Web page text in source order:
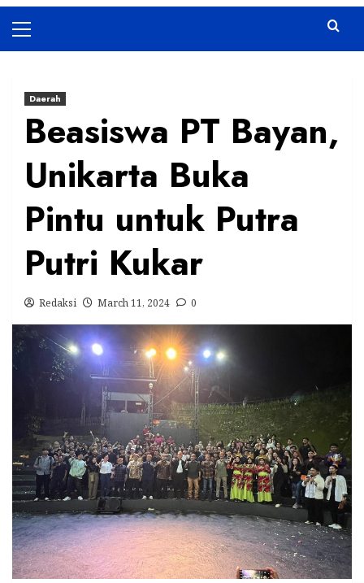
Menu
Daerah
Beasiswa PT Bayan,
Unikarta Buka
Pintu untuk Putra
Putri Kukar
Redaksi March 11, 2024 0